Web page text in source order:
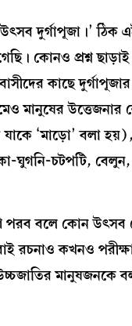
দুর্গাপূজা।’ ঠিক
কোনও প্রশ্ন
কাছে
মানুষের উত্তেজনার
যাকে ‘মাড়ো’
ঘুগনি-চটপটি,
পরব বলে কোন উৎসব
রচনাও কখনও
মানুষজনকে